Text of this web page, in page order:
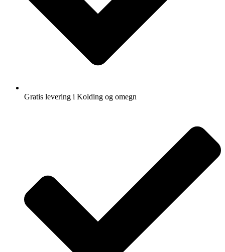
Gratis levering i Kolding og omegn